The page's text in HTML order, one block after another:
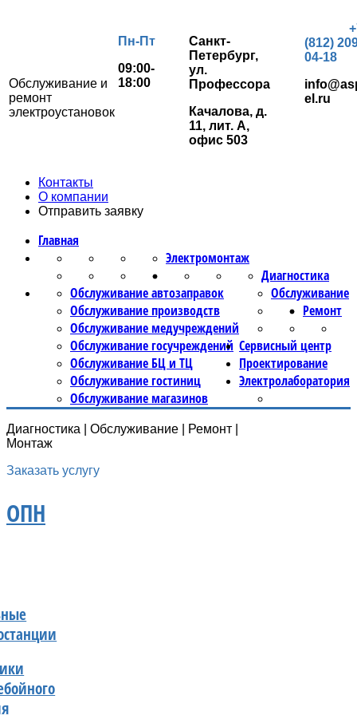
Обслуживание и
ремонт
электроустановок
Пн-Пт
09:00-
18:00
Санкт-
Петербург,
ул.
Профессора
Качалова, д.
11, лит. А,
офис 503
(812)
04-18
el.ru
Контакты
О компании
Отправить заявку
Главная
Электромонтаж
Диагностика
Обслуживание
Обслуживание автозаправок
Обслуживание производств
Обслуживание медучреждений
Обслуживание госучреждений
Обслуживание БЦ и ТЦ
Обслуживание гостиниц
Обслуживание магазинов
Ремонт
Сервисный центр
Проектирование
Электролаборатория
Диагностика | Обслуживание | Ремонт |
Монтаж
Заказать услугу
ОПН